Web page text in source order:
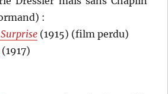
:
(1915) (film perdu)
(1917)